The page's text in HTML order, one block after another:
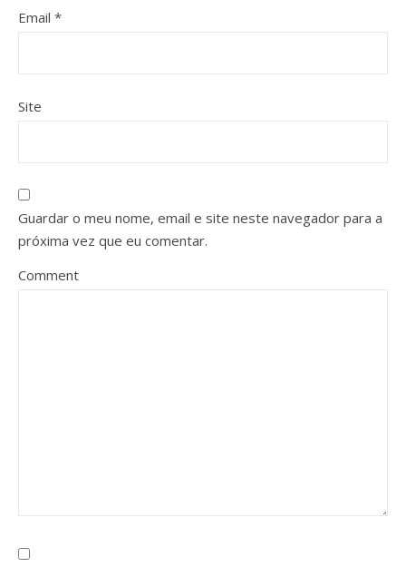
Email *
Site
Guardar o meu nome, email e site neste navegador para a
próxima vez que eu comentar.
Comment